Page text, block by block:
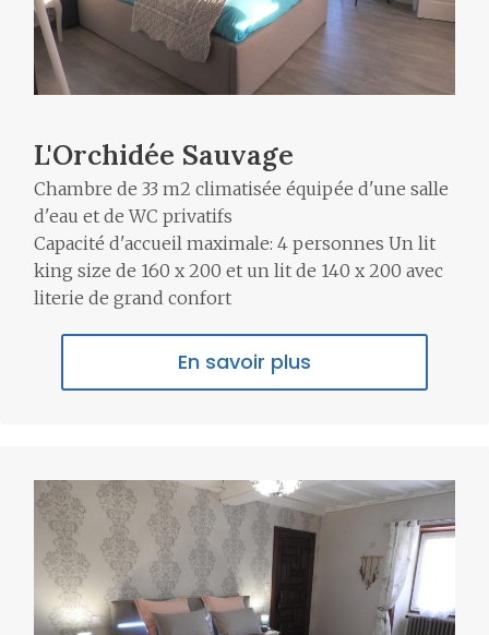
L'Orchidée Sauvage
Chambre de 33 m2 climatisée équipée d'une salle
d'eau et de WC privatifs
Capacité d'accueil maximale: 4 personnes Un lit
king size de 160 x 200 et un lit de 140 x 200 avec
literie de grand confort
En savoir plus